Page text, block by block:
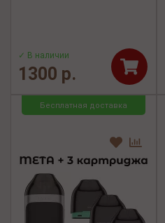
✓ В наличии
1300 р.
Бесплатная доставка